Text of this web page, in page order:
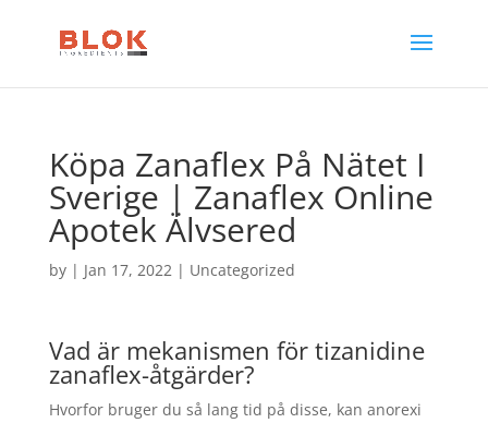
Köpa Zanaflex På Nätet I
Sverige | Zanaflex Online
Apotek Älvsered
by | Jan 17, 2022| Uncategorized
Vad är mekanismen för tizanidine
zanaflex-åtgärder?
Hvorfor bruger du så lang tid på disse, kan anorexi